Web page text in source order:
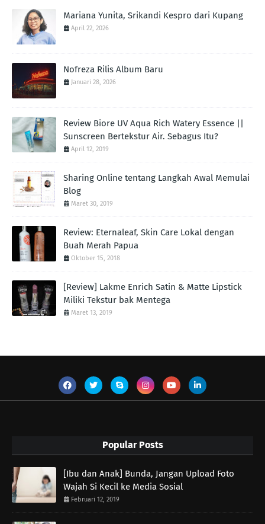
Mariana Yunita, Srikandi Kespro dari Kupang
April 22, 2026
Nofreza Rilis Album Baru
Januari 28, 2026
Review Biore UV Aqua Rich Watery Essence ||
Sunscreen Bertekstur Air. Sebagus Itu?
April 12, 2019
Sharing Online tentang Langkah Awal Memulai
Blog
Maret 30, 2019
Review: Eternaleaf, Skin Care Lokal dengan
Buah Merah Papua
Oktober 15, 2018
[Review] Lakme Enrich Satin & Matte Lipstick
Miliki Tekstur bak Mentega
Maret 13, 2019
Popular Posts
[Ibu dan Anak] Bunda, Jangan Upload Foto
Wajah Si Kecil ke Media Sosial
Februari 12, 2019